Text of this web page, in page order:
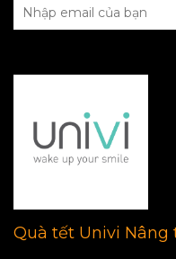
Quà tết Univi